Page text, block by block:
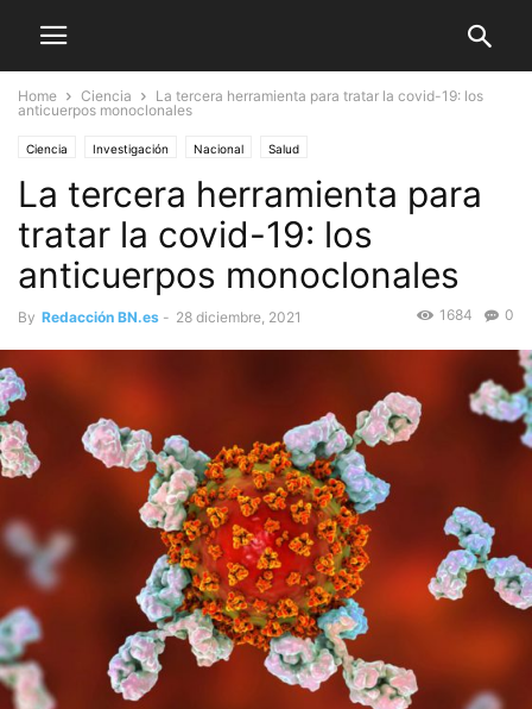
Home Ciencia
La tercera herramienta para tratar la covid-19: los
anticuerpos monoclonales
Ciencia Investigación Nacional Salud
La tercera herramienta para
tratar la covid-19: los
anticuerpos monoclonales
By Redacción BN.es - 28 diciembre, 2021 0
1684